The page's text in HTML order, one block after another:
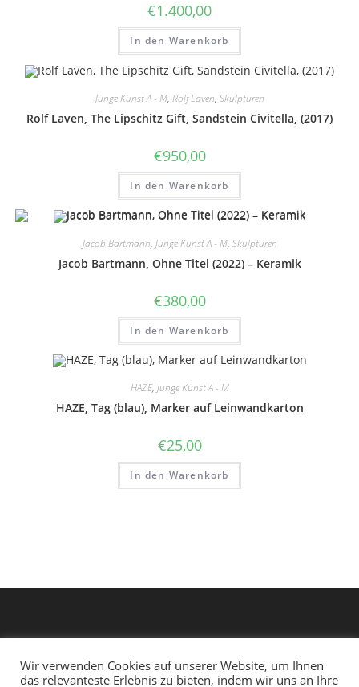
€1.400,00
In den Warenkorb
Junge Kunst A - M, Rolf Laven, Skulpturen
Rolf Laven, The Lipschitz Gift, Sandstein Civitella, (2017)
€950,00
In den Warenkorb
Jacob Bartmann, Junge Kunst A - M, Skulpturen
Jacob Bartmann, Ohne Titel (2022) – Keramik
€380,00
In den Warenkorb
HAZE, Junge Kunst A - M
HAZE, Tag (blau), Marker auf Leinwandkarton
€25,00
In den Warenkorb
Wir verwenden Cookies auf unserer Website, um Ihnen
das relevanteste Erlebnis zu bieten, indem wir uns an Ihre